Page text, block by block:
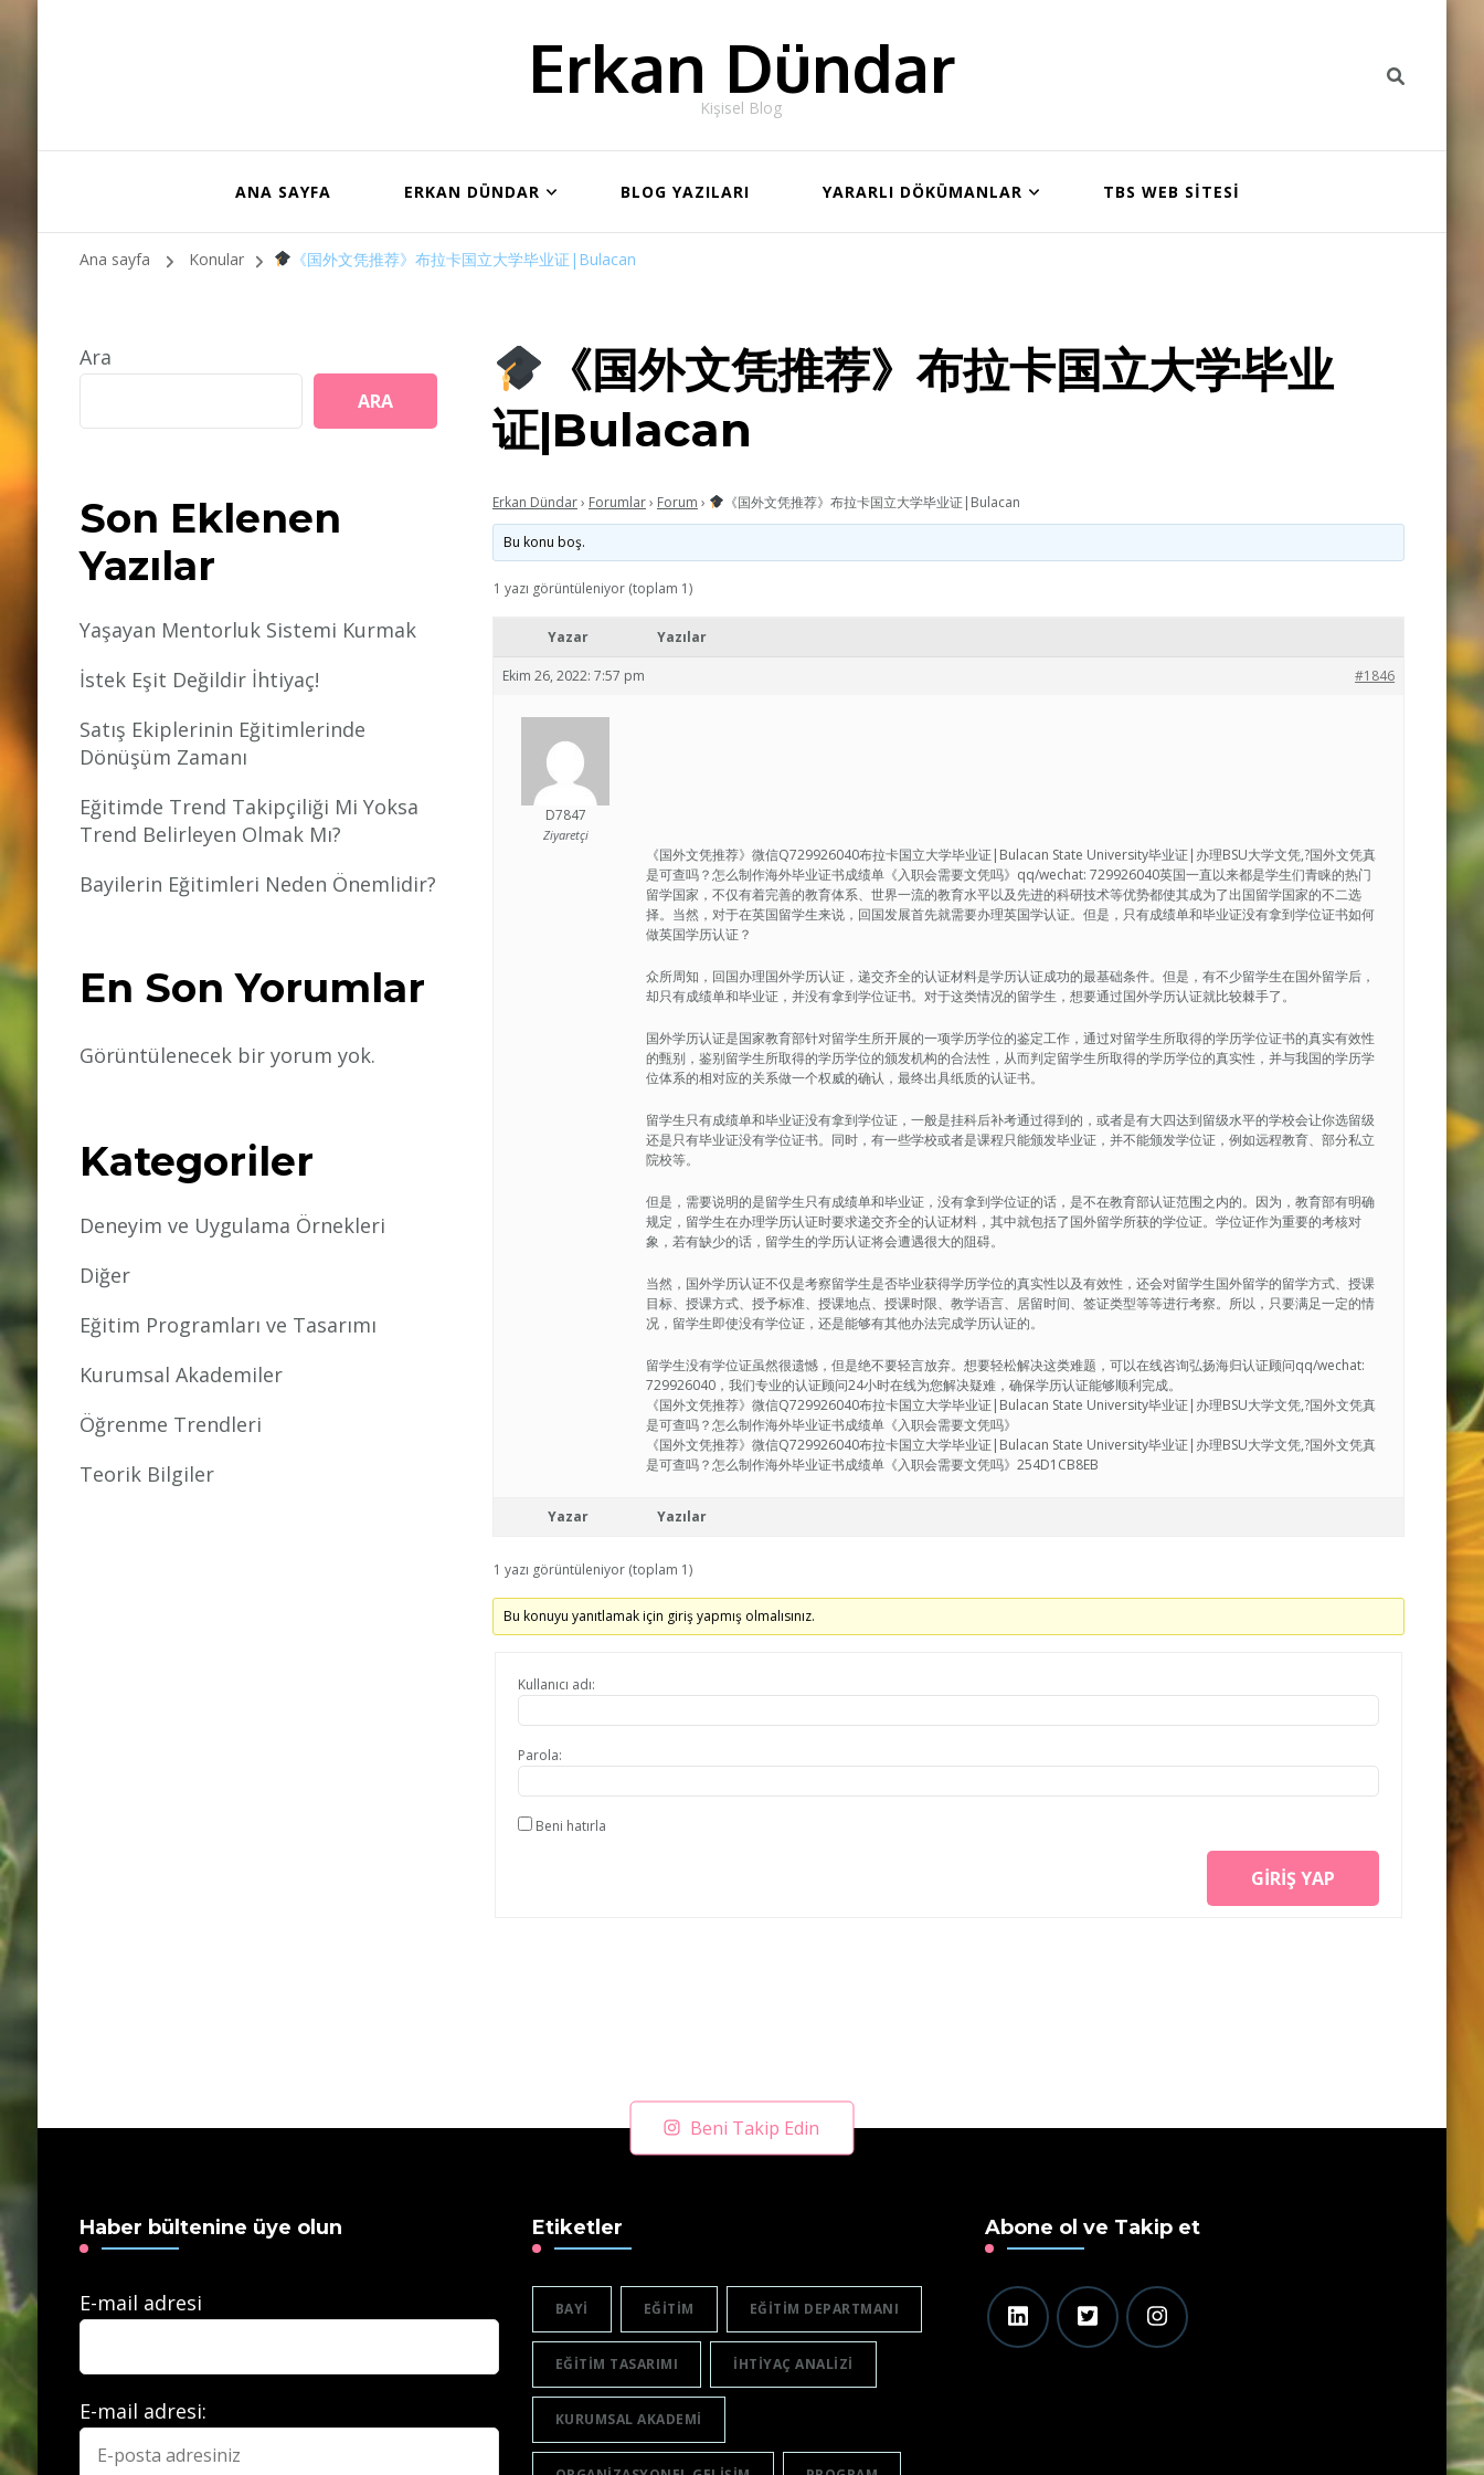
Erkan Dündar
Kişisel Blog
ANA SAYFA ERKAN DÜNDAR BLOG YAZILARI YARARLI DÖKÜMANLAR TBS WEB SİTESİ
Ana sayfa Konular 《国外文凭推荐》布拉卡国立大学毕业证|Bulacan
《国外文凭推荐》布拉卡国立大学毕业
证|Bulacan
Erkan Dündar› Forumlar› Forum › 《国外文凭推荐》布拉卡国立大学毕业证|Bulacan
Bu konu boş.
1 yazı görüntüleniyor (toplam 1)
Yazar Yazılar
Ekim 26, 2022: 7:57 pm #1846
D7847
Ziyaretçi
《国外文凭推荐》微信Q729926040布拉卡国立大学毕业证|Bulacan State University毕业证|办理BSU大学文凭,?国外文凭真
是可查吗？怎么制作海外毕业证书成绩单《入职会需要文凭吗》qq/wechat: 729926040英国一直以来都是学生们青睐的热门
留学国家，不仅有着完善的教育体系、世界一流的教育水平以及先进的科研技术等优势都使其成为了出国留学国家的不二选
择。当然，对于在英国留学生来说，回国发展首先就需要办理英国学认证。但是，只有成绩单和毕业证没有拿到学位证书如何
做英国学历认证？
众所周知，回国办理国外学历认证，递交齐全的认证材料是学历认证成功的最基础条件。但是，有不少留学生在国外留学后，
却只有成绩单和毕业证，并没有拿到学位证书。对于这类情况的留学生，想要通过国外学历认证就比较棘手了。
国外学历认证是国家教育部针对留学生所开展的一项学历学位的鉴定工作，通过对留学生所取得的学历学位证书的真实有效性
的甄别，鉴别留学生所取得的学历学位的颁发机构的合法性，从而判定留学生所取得的学历学位的真实性，并与我国的学历学
位体系的相对应的关系做一个权威的确认，最终出具纸质的认证书。
留学生只有成绩单和毕业证没有拿到学位证，一般是挂科后补考通过得到的，或者是有大四达到留级水平的学校会让你选留级
还是只有毕业证没有学位证书。同时，有一些学校或者是课程只能颁发毕业证，并不能颁发学位证，例如远程教育、部分私立
院校等。
但是，需要说明的是留学生只有成绩单和毕业证，没有拿到学位证的话，是不在教育部认证范围之内的。因为，教育部有明确
规定，留学生在办理学历认证时要求递交齐全的认证材料，其中就包括了国外留学所获的学位证。学位证作为重要的考核对
象，若有缺少的话，留学生的学历认证将会遭遇很大的阻碍。
当然，国外学历认证不仅是考察留学生是否毕业获得学历学位的真实性以及有效性，还会对留学生国外留学的留学方式、授课
目标、授课方式、授予标准、授课地点、授课时限、教学语言、居留时间、签证类型等等进行考察。所以，只要满足一定的情
况，留学生即使没有学位证，还是能够有其他办法完成学历认证的。
留学生没有学位证虽然很遗憾，但是绝不要轻言放弃。想要轻松解决这类难题，可以在线咨询弘扬海归认证顾问qq/wechat:
729926040，我们专业的认证顾问24小时在线为您解决疑难，确保学历认证能够顺利完成。
《国外文凭推荐》微信Q729926040布拉卡国立大学毕业证|Bulacan State University毕业证|办理BSU大学文凭,?国外文凭真
是可查吗？怎么制作海外毕业证书成绩单《入职会需要文凭吗》
《国外文凭推荐》微信Q729926040布拉卡国立大学毕业证|Bulacan State University毕业证|办理BSU大学文凭,?国外文凭真
是可查吗？怎么制作海外毕业证书成绩单《入职会需要文凭吗》254D1CB8EB
Yazar Yazılar
1 yazı görüntüleniyor (toplam 1)
Bu konuyu yanıtlamak için giriş yapmış olmalısınız.
Kullanıcı adı:
Parola:
Beni hatırla
GIRIŞ YAP
Ara
ARA
Son Eklenen
Yazılar
Yaşayan Mentorluk Sistemi Kurmak
İstek Eşit Değildir İhtiyaç!
Satış Ekiplerinin Eğitimlerinde
Dönüşüm Zamanı
Eğitimde Trend Takipçiliği Mi Yoksa
Trend Belirleyen Olmak Mı?
Bayilerin Eğitimleri Neden Önemlidir?
En Son Yorumlar
Görüntülenecek bir yorum yok.
Kategoriler
Deneyim ve Uygulama Örnekleri
Diğer
Eğitim Programları ve Tasarımı
Kurumsal Akademiler
Öğrenme Trendleri
Teorik Bilgiler
Beni Takip Edin
Haber bültenine üye olun
E-mail adresi
E-mail adresi:
Etiketler
BAYI EĞITIM EĞITIM DEPARTMANI
EĞITIM TASARIMI IHTIYAÇ ANALIZI
KURUMSAL AKADEMI
Abone ol ve Takip et